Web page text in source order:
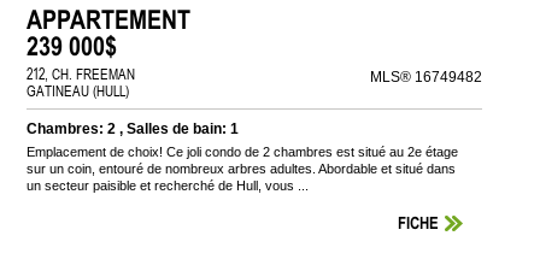
APPARTEMENT
239 000$
212, CH. FREEMAN
GATINEAU (HULL)
MLS® 16749482
Chambres: 2 , Salles de bain: 1
Emplacement de choix! Ce joli condo de 2 chambres est situé au 2e étage
sur un coin, entouré de nombreux arbres adultes. Abordable et situé dans
un secteur paisible et recherché de Hull, vous ...
FICHE